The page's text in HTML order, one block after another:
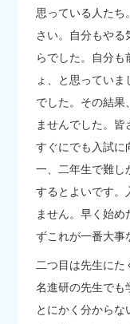
思っている人たち
さい。自分もやる
らでした。自分も
ょ、と思ってい
でした。その結果
ませんでした。
すぐにでも入試に
一、二年生で難し
するとよいです。
ません。早く始め
ずこれが一番大事
二つ目は先生にた
名進研の先生でも
とにかく分からな